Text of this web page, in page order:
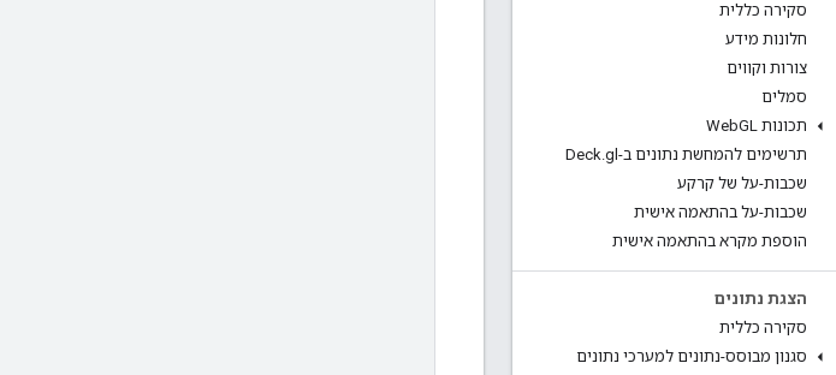
סקירה כללית
חלונות מידע
צורות וקווים
סמלים
תכונות Web GL
תרשימים להמחשת נתונים ב-Deck
.gl
שכבות-על של קרקע
שכבות-על בהתאמה אישית
הוספת מקרא בהתאמה אישית
הצגת נתונים
סקירה כללית
סגנון מבוסס-נתונים למערכי נתונים